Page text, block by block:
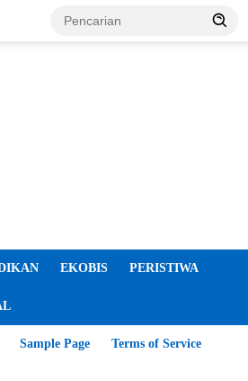
EKOBIS PERISTIWA
Sample Page Terms of Service